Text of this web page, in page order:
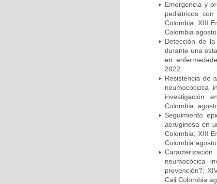
Emergencia y
pediátricos
Colombia; XIII
Colombia
Detección de
durante una
en
2022.
Resistencia de
neumococcica
investigación
Colombia,
Seguimiento
aeruginosa en
Colombia; XIII
Colombia
neumocócica
prevención?;
Cali Colombia